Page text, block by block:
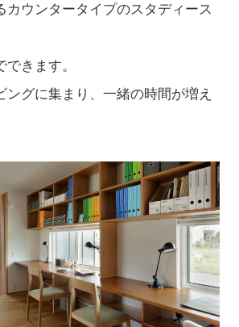
カウンタータイプのスタディース
きます。
ングに集まり、一緒の時間が増え